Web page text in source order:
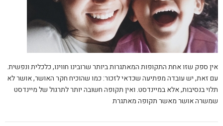
אין ספק שזו אחת התקופות המאתגרות ביותר שרובינו חווינו, כלכלית ונפשית.
עם זאת, יש עובדה מפתיעה שכדאי לזכור: כמו שהוכיח חקר האושר, אושר לא
תלוי בנסיבות, אלא במיינדסט. ואין תקופה חשובה יותר לתרגול של מיינדסט
שמשרה אושר מאשר תקופה מאתגרת